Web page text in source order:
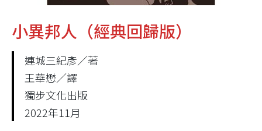
小異邦人（經典回歸版）
連城三紀彥／著
王華懋／譯
獨步文化出版
2022年11月